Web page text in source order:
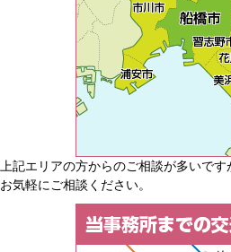
上記エリアの方からのご相談が多いで
お気軽にご相談ください。